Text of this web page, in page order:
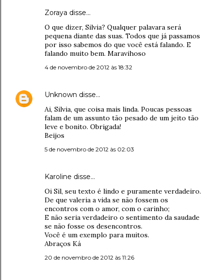
Zoraya disse…
O que dizer, Silvia? Qualquer palavara será
pequena diante das suas. Todos que já passamos
por isso sabemos do que você está falando. E
falando muito bem. Maravihoso
4 de novembro de 2012 às 18:32
Unknown disse…
Ai, Silvia, que coisa mais linda. Poucas pessoas
falam de um assunto tão pesado de um jeito tão
leve e bonito. Obrigada!
Beijos
5 de novembro de 2012 às 02:03
Karoline disse…
Oi Sil, seu texto é lindo e puramente verdadeiro.
De que valeria a vida se não fossem os
encontros com o amor, com o carinho;
E não seria verdadeiro o sentimento da saudade
se não fosse os desencontros.
Você é um exemplo para muitos.
Abraços Ká
20 de novembro de 2012 às 11:26